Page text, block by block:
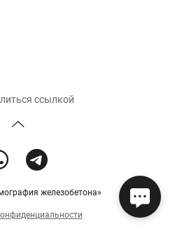
ссылкой
железобетона»